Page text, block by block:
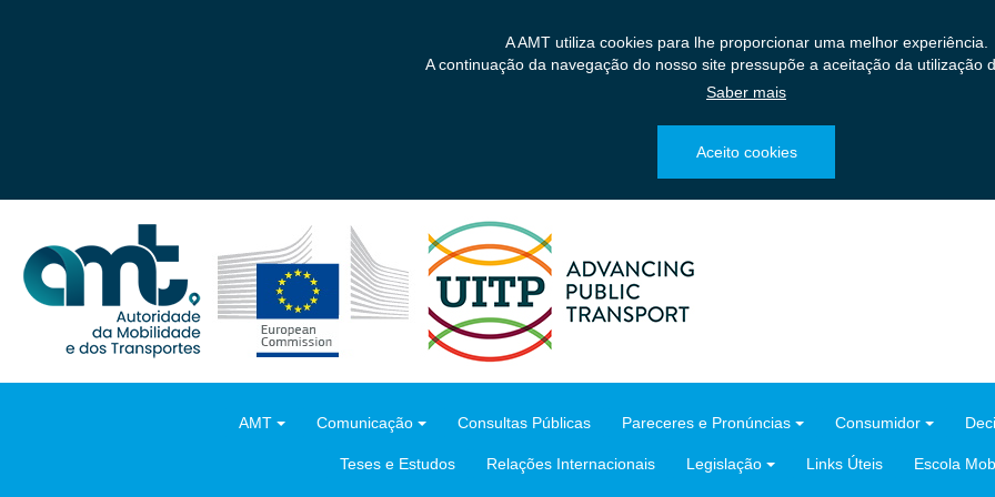
A AMT utiliza cookies para lhe proporcionar uma melhor experiência.
A continuação da navegação do nosso site pressupõe a aceitação da utilização
Saber mais
Aceito cookies
AMT Comunicação Consultas Públicas Pareceres e Pronúncias Consumidor
Teses e Estudos Relações Internacionais Legislação Links Úteis Escola